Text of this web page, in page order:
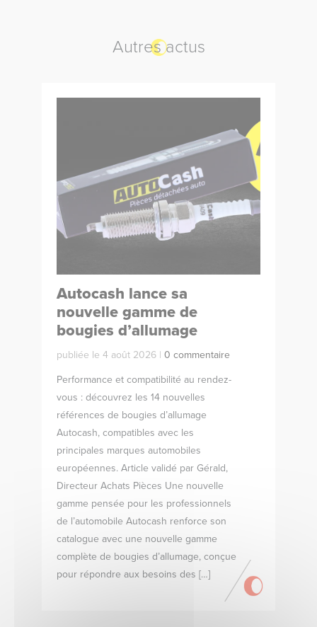
Autres actus
Autocash lance sa
nouvelle gamme de
bougies d’allumage
publiée le 4 août 2026 | 0 commentaire
Performance et compatibilité au rendez-
vous : découvrez les 14 nouvelles
références de bougies d’allumage
Autocash, compatibles avec les
principales marques automobiles
européennes. Article validé par Gérald,
Directeur Achats Pièces Une nouvelle
gamme pensée pour les professionnels
de l’automobile Autocash renforce son
catalogue avec une nouvelle gamme
complète de bougies d’allumage, conçue
pour répondre aux besoins des […]